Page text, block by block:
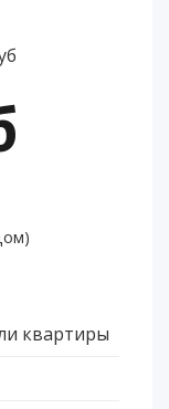
квартиры